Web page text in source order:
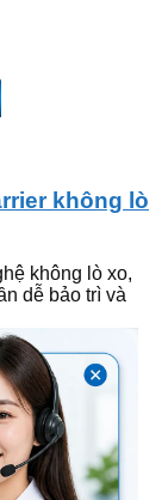
không lò
không lò xo,
dễ bảo trì và